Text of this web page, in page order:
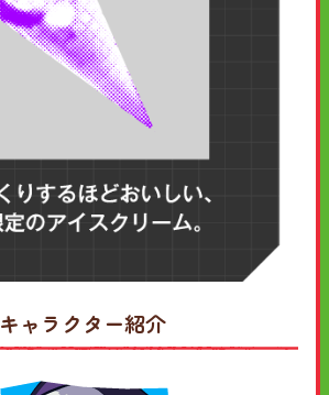
キャラクター紹介